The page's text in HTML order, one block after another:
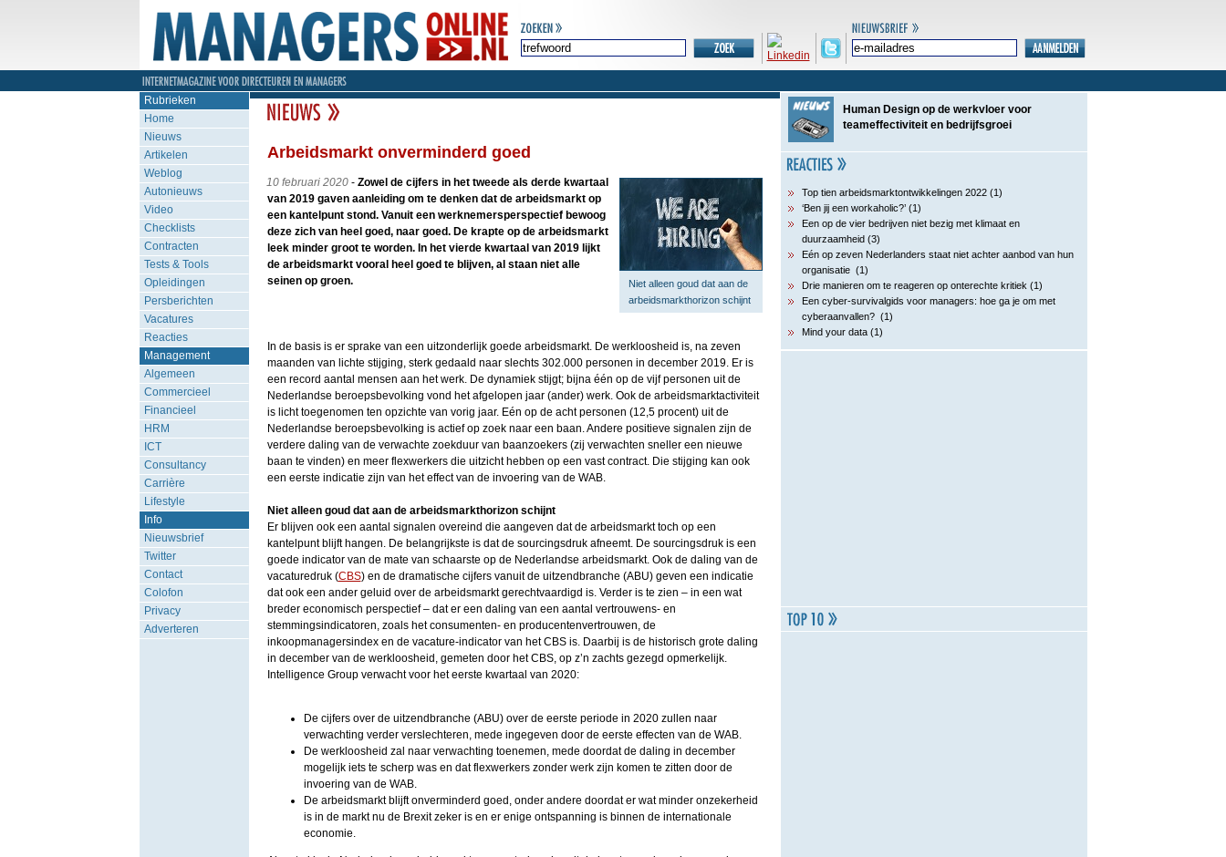
Rubrieken
Home
Nieuws
Artikelen
Weblog
Autonieuws
Video
Checklists
Contracten
Tests & Tools
Opleidingen
Persberichten
Vacatures
Reacties
Management
Algemeen
Commercieel
Financieel
HRM
ICT
Consultancy
Carrière
Lifestyle
Info
Nieuwsbrief
Twitter
Contact
Colofon
Privacy
Adverteren
Arbeidsmarkt onverminderd goed
Niet alleen goud dat aan de
arbeidsmarkthorizon schijnt
10 februari 2020- Zowel de cijfers in het tweede als derde kwartaal
van 2019 gaven aanleiding om te denken dat de arbeidsmarkt op
een kantelpunt stond. Vanuit een werknemersperspectief bewoog
deze zich van heel goed, naar goed. De krapte op de arbeidsmarkt
leek minder groot te worden. In het vierde kwartaal van 2019 lijkt
de arbeidsmarkt vooral heel goed te blijven, al staan niet alle
seinen op groen.
In de basis is er sprake van een uitzonderlijk goede arbeidsmarkt. De werkloosheid is, na zeven
maanden van lichte stijging, sterk gedaald naar slechts 302.000 personen in december 2019. Er is
een record aantal mensen aan het werk. De dynamiek stijgt; bijna één op de vijf personen uit de
Nederlandse beroepsbevolking vond het afgelopen jaar (ander) werk. Ook de arbeidsmarktactiviteit
is licht toegenomen ten opzichte van vorig jaar. Eén op de acht personen (12,5 procent) uit de
Nederlandse beroepsbevolking is actief op zoek naar een baan. Andere positieve signalen zijn de
verdere daling van de verwachte zoekduur van baanzoekers (zij verwachten sneller een nieuwe
baan te vinden) en meer flexwerkers die uitzicht hebben op een vast contract. Die stijging kan ook
een eerste indicatie zijn van het effect van de invoering van de WAB.
Niet alleen goud dat aan de arbeidsmarkthorizon schijnt
Er blijven ook een aantal signalen overeind die aangeven dat de arbeidsmarkt toch op een
kantelpunt blijft hangen. De belangrijkste is dat de sourcingsdruk afneemt. De sourcingsdruk is een
goede indicator van de mate van schaarste op de Nederlandse arbeidsmarkt. Ook de daling van de
vacaturedruk (CBS) en de dramatische cijfers vanuit de uitzendbranche (ABU) geven een indicatie
dat ook een ander geluid over de arbeidsmarkt gerechtvaardigd is. Verder is te zien – in een wat
breder economisch perspectief – dat er een daling van een aantal vertrouwens- en
stemmingsindicatoren, zoals het consumenten- en producentenvertrouwen, de
inkoopmanagersindex en de vacature-indicator van het CBS is. Daarbij is de historisch grote daling
in december van de werkloosheid, gemeten door het CBS, op z’n zachts gezegd opmerkelijk.
Intelligence Group verwacht voor het eerste kwartaal van 2020:
De cijfers over de uitzendbranche (ABU) over de eerste periode in 2020 zullen naar
verwachting verder verslechteren, mede ingegeven door de eerste effecten van de WAB.
De werkloosheid zal naar verwachting toenemen, mede doordat de daling in december
mogelijk iets te scherp was en dat flexwerkers zonder werk zijn komen te zitten door de
invoering van de WAB.
De arbeidsmarkt blijft onverminderd goed, onder andere doordat er wat minder onzekerheid
is in de markt nu de Brexit zeker is en er enige ontspanning is binnen de internationale
economie.
Human Design op de werkvloer voor
teameffectiviteit en bedrijfsgroei
Top tien arbeidsmarktontwikkelingen 2022 (1)
‘Ben jij een workaholic?’ (1)
Een op de vier bedrijven niet bezig met klimaat en
duurzaamheid (3)
Eén op zeven Nederlanders staat niet achter aanbod van hun
organisatie (1)
Drie manieren om te reageren op onterechte kritiek (1)
Een cyber-survivalgids voor managers: hoe ga je om met
cyberaanvallen? (1)
Mind your data (1)